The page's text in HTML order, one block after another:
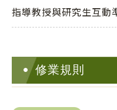
指導教授與研究生互動
修業規則